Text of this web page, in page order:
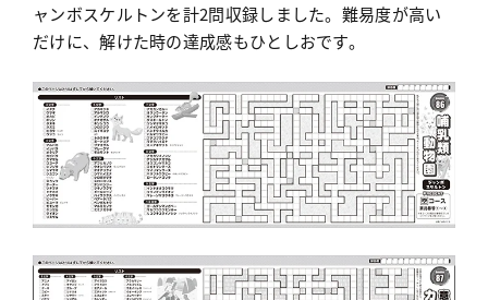
ャンボスケルトンを計2問収録しました。難易度が高い
だけに、解けた時の達成感もひとしおです。